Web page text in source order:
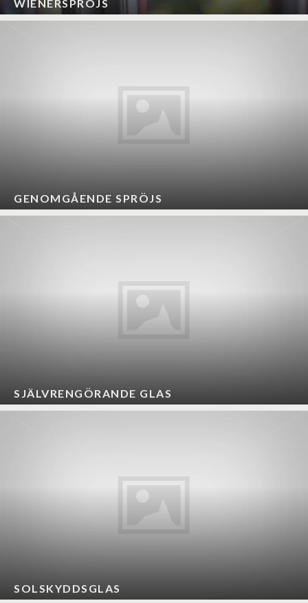
WIENERSPRÖJS
GENOMGÅENDE SPRÖJS
SJÄLVRENGÖRANDE GLAS
SOLSKYDDSGLAS